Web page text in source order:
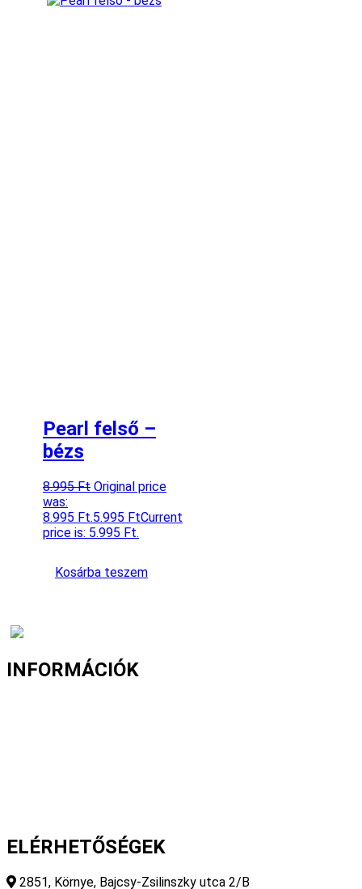
Pearl felső –
bézs
8.995Ft Original price
was:
8.995 Ft.5.995 FtCurrent
price is: 5.995 Ft.
Kosárba teszem
INFORMÁCIÓK
ELÉRHETŐSÉGEK
2851, Környe, Bajcsy-Zsilinszky utca 2/B